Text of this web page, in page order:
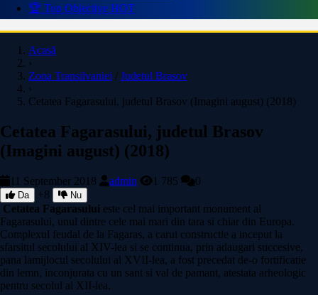
🏆 Top Obiective HOT
Acasă
›
Zona Transilvaniei / Judetul Brasov
›
Cetatea Fagarasului, judetul Brasov (Imagini august) (2018)
Cetatea Fagarasului, judetul Brasov
(Imagini august) (2018)
11 September 2018 admin 1 785 0
Da +8 Nu
Cetatea Fagarasului este cel mai important monument al
Fagarasului, unul dintre cele mai mari din tara si chiar din Europa.
Complexul feudal de la Fagaras, a carui constructie a inceput la
sfarsitul secolului al XIV-lea si se continua, prin adaugari succesive,
pana lamijlocul secolului al XVII-lea, a fost precedat de-o fortificatie
din lemn, inconjurata cu un sant si val de pamant, atestata arheologic
pentru secolul al XII-lea.